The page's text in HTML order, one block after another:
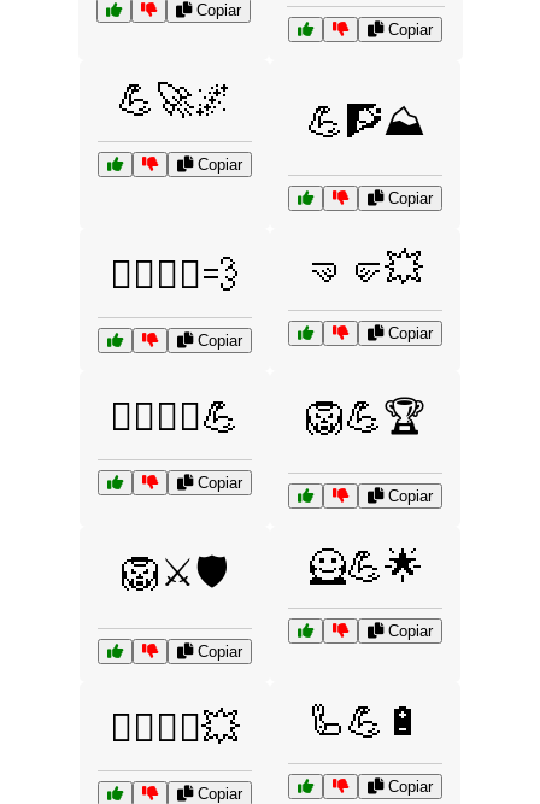
Copiar
Copiar
💪🚀🌌
Copiar
💪🧗⛰️
Copiar
🚴‍♂️🚴‍♀️💨
Copiar
🤜🤛💥
Copiar
🤸‍♂️🤸‍♀️💪
Copiar
🦁💪🏆
Copiar
🦁⚔️🛡️
Copiar
🦸💪🌟
Copiar
🦸‍♂️🦸‍♀️💥
Copiar
🦾💪🔋
Copiar